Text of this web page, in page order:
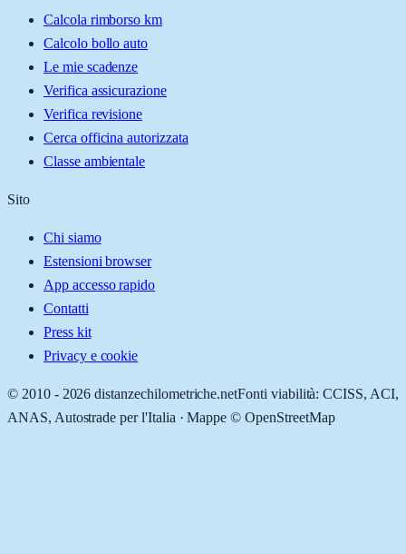
Calcola rimborso km
Calcolo bollo auto
Le mie scadenze
Verifica assicurazione
Verifica revisione
Cerca officina autorizzata
Classe ambientale
Sito
Chi siamo
Estensioni browser
App accesso rapido
Contatti
Press kit
Privacy e cookie
© 2010 - 2026 distanzechilometriche.netFonti viabilità: CCISS, ACI,
ANAS, Autostrade per l'Italia · Mappe © OpenStreetMap